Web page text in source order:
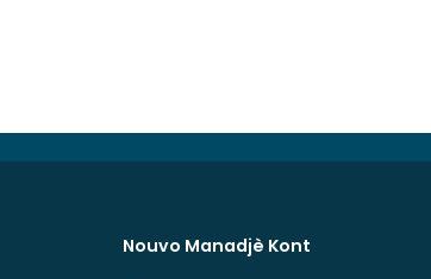
Nouvo Manadjè Kont